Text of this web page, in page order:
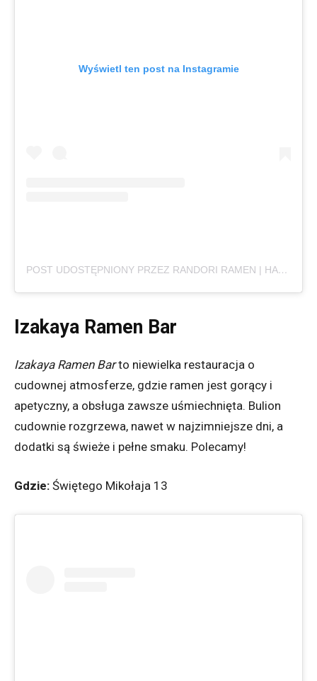
Wyświetl ten post na Instagramie
POST UDOSTĘPNIONY PRZEZ RANDORI RAMEN | HALA ŚWIEBODZKI (@RANDORI_RAMEN)
Izakaya Ramen Bar
Izakaya Ramen Barto niewielka restauracja o
cudownej atmosferze, gdzie ramen jest gorący i
apetyczny, a obsługa zawsze uśmiechnięta. Bulion
cudownie rozgrzewa, nawet w najzimniejsze dni, a
dodatki są świeże i pełne smaku. Polecamy!
Gdzie: Świętego Mikołaja 13